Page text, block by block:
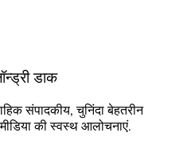
डाक
संपादकीय, चुनिंदा बेहतरीन
मीडिया की स्वस्थ आलोचनाएं.